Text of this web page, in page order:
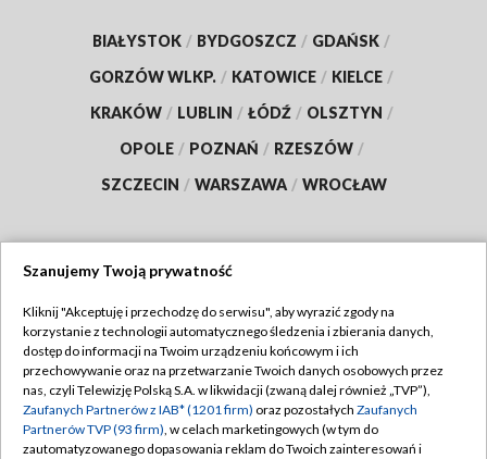
BIAŁYSTOK / BYDGOSZCZ / GDAŃSK /
GORZÓW WLKP. / KATOWICE / KIELCE /
KRAKÓW / LUBLIN / ŁÓDŹ / OLSZTYN /
OPOLE / POZNAŃ / RZESZÓW /
SZCZECIN / WARSZAWA / WROCŁAW
TVP
Abonament TVP
Emisja w TVP
Centrum informacji TVP
Regulamin TVP
Polityka prywatności
Moje zgody
Szanujemy Twoją prywatność
Kliknij "Akceptuję i przechodzę do serwisu", aby wyrazić zgody na
korzystanie z technologii automatycznego śledzenia i zbierania danych,
dostęp do informacji na Twoim urządzeniu końcowym i ich
przechowywanie oraz na przetwarzanie Twoich danych osobowych przez
nas, czyli Telewizję Polską S.A. w likwidacji (zwaną dalej również „TVP”),
Zaufanych Partnerów z IAB* (1201 firm) oraz pozostałych Zaufanych
Partnerów TVP (93 firm), w celach marketingowych (w tym do
zautomatyzowanego dopasowania reklam do Twoich zainteresowań i